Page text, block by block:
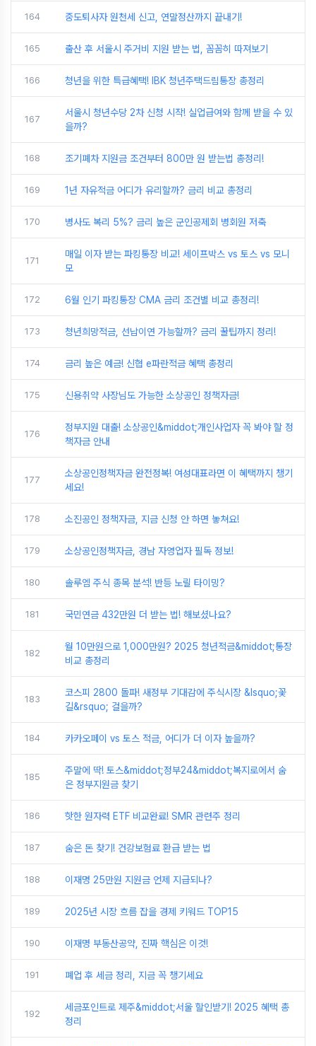
164 중도퇴사자 원천세 신고, 연말정산까지 끝내기!
165 출산 후 서울시 주거비 지원 받는 법, 꼼꼼히 따져보기
166 청년을 위한 특급혜택! IBK 청년주택드림통장 총정리
167
서울시 청년수당 2차 신청 시작! 실업급여와 함께 받을 수 있
을까?
168 조기폐차 지원금 조건부터 800만 원 받는법 총정리!
169 1년 자유적금 어디가 유리할까? 금리 비교 총정리
170 병사도 복리 5%? 금리 높은 군인공제회 병회원 저축
171
매일 이자 받는 파킹통장 비교! 세이프박스 vs 토스 vs 모니
모
172 6월 인기 파킹통장 CMA 금리 조건별 비교 총정리!
173 청년희망적금, 선납이연 가능할까? 금리 꿀팁까지 정리!
174 금리 높은 예금! 신협 e파란적금 혜택 총정리
175 신용취약 사장님도 가능한 소상공인 정책자금!
176
정부지원 대출! 소상공인&middot;개인사업자 꼭 봐야 할 정
책자금 안내
177
소상공인정책자금 완전정복! 여성대표라면 이 혜택까지 챙기
세요!
178 소진공인 정책자금, 지금 신청 안 하면 놓쳐요!
179 소상공인정책자금, 경남 자영업자 필독 정보!
180 솔루엠 주식 종목 분석! 반등 노릴 타이밍?
181 국민연금 432만원 더 받는 법! 해보셨나요?
182
월 10만원으로 1,000만원? 2025 청년적금&middot;통장
비교 총정리
183
코스피 2800 돌파! 새정부 기대감에 주식시장 &lsquo;꽃
길&rsquo; 걸을까?
184 카카오페이 vs 토스 적금, 어디가 더 이자 높을까?
185
주말에 딱! 토스&middot;정부24&middot;복지로에서 숨
은 정부지원금 찾기
186 핫한 원자력 ETF 비교완료! SMR 관련주 정리
187 숨은 돈 찾기! 건강보험료 환급 받는 법
188 이재명 25만원 지원금 언제 지급되나?
189 2025년 시장 흐름 잡을 경제 키워드 TOP15
190 이재명 부동산공약, 진짜 핵심은 이것!
191 폐업 후 세금 정리, 지금 꼭 챙기세요
192
세금포인트로 제주&middot;서울 할인받기! 2025 혜택 총
정리